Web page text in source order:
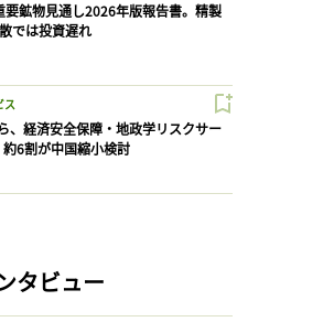
要鉱物見通し2026年版報告書。精製
では投資遅れ
ス
、経済安全保障・地政学リスクサー
6割が中国縮小検討
タビュー